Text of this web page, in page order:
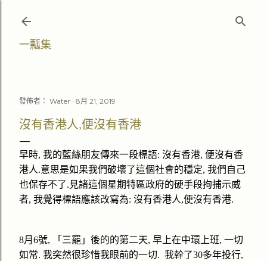
一瓢集
發佈者： Water 8月 21, 2019
沒有香港人,便沒有香港
早時, 我的藍絲朋友傳來一段標語: 沒有香港, 便沒有香
港人.意思是如果我們破壞了這個社會的穩定, 我們自己
也保存不了. 見諸這個星期特區政府的硬手段拘捕示威
者, 我覺得標語應該改寫為: 沒有香港人,便沒有香港.
8月 6號, 「三罷」後的的第二天, 早上在中環上班, 一切
如常. 我突然很珍惜我眼前的一切. 我幹了30多年投行,